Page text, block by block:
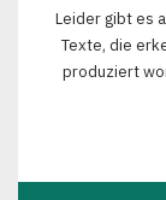
Leider gibt es
Texte, die
produziert